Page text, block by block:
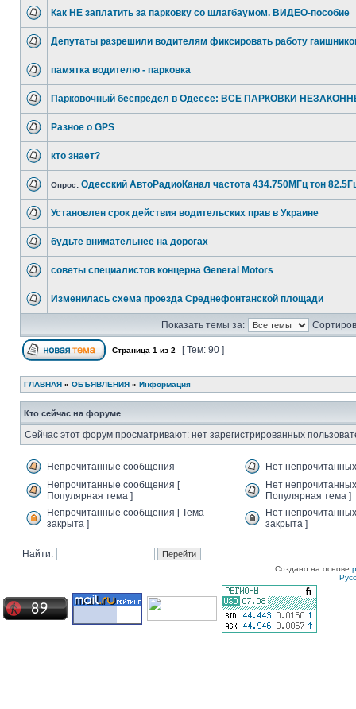
Как НЕ заплатить за парковку со шлагбаумом. ВИДЕО-пособие
Депутаты разрешили водителям фиксировать работу
памятка водителю - парковка
Парковочный беспредел в Одессе: ВСЕ ПАРКОВКИ
Разное о GPS
кто знает?
Опрос: Одесский АвтоРадиоКанал частота 434.750МГц тон
Установлен срок действия водительских прав в Украине
будьте внимательнее на дорогах
советы специалистов концерна General Motors
Изменилась схема проезда Среднефонтанской площади
Показать темы за:
Страница 1 из 2 [ Тем: 90 ]
ГЛАВНАЯ » ОБЪЯВЛЕНИЯ » Информация
Кто сейчас на форуме
Сейчас этот форум просматривают: нет зарегистрированных
Непрочитанные сообщения
Нет
Непрочитанные сообщения [
Популярная тема ]
Нет
Популярная тема ]
Непрочитанные сообщения [ Тема
закрыта ]
Нет
закрыта ]
Найти:
Создано на основе